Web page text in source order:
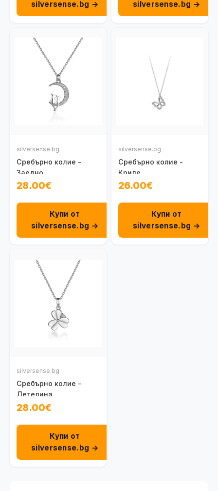
silversense.bg →
silversense.bg →
silversense.bg
Сребърно колие -
Заедно
28.00€
Купи от
silversense.bg →
silversense.bg
Сребърно колие -
Криле
26.00€
Купи от
silversense.bg →
silversense.bg
Сребърно колие -
Детелина
28.00€
Купи от
silversense.bg →